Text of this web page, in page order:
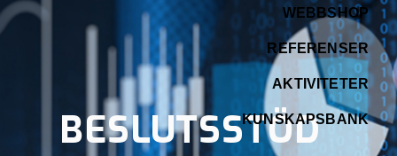
WEBBSHOP
REFERENSER
AKTIVITETER
KUNSKAPSBANK
BESLUTSSTÖD